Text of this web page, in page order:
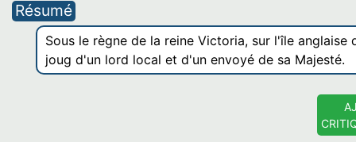
Résumé
Sous le règne de la reine Victoria, sur l'île
joug d'un lord local et d'un envoyé de sa Majesté.